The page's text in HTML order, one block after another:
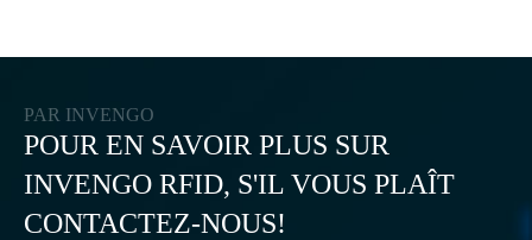
PAR INVENGO
POUR EN SAVOIR PLUS SUR
INVENGO RFID, S'IL VOUS PLAÎT
CONTACTEZ-NOUS!